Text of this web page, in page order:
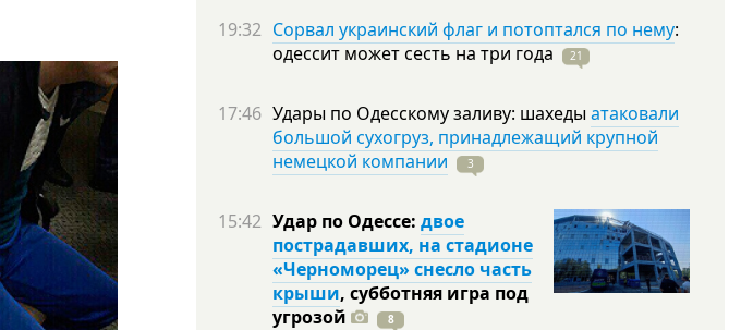
19:32 Сорвал украинский флаг и потоптался по нему:
одессит может сесть на три года 21
17:46 Удары по Одесскому заливу: шахеды атаковали
большой сухогруз, принадлежащий крупной
немецкой компании
3
15:42 Удар по Одессе: двое
пострадавших, на стадионе
«Черноморец» снесло часть
крыши, субботняя игра под
угрозой
8